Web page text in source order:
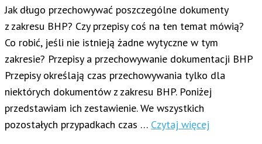
Jak długo przechowywać poszczególne dokumenty
z zakresu BHP? Czy przepisy coś na ten temat mówią?
Co robić, jeśli nie istnieją żadne wytyczne w tym
zakresie? Przepisy a przechowywanie dokumentacji BHP
Przepisy określają czas przechowywania tylko dla
niektórych dokumentów z zakresu BHP. Poniżej
przedstawiam ich zestawienie. We wszystkich
pozostałych przypadkach czas … Czytaj więcej